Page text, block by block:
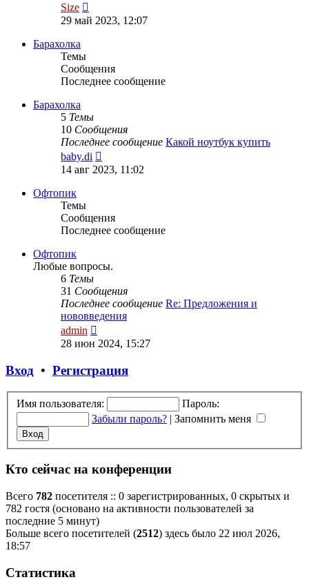
Size
к
29 май 2023, 12:07
Барахолка
Темы
Сообщения
Последнее сообщение
Барахолка
5 Темы
10 Сообщения
Последнее сообщение Какой ноутбук купить
baby.di
к
14 авг 2023, 11:02
Офтопик
Темы
Сообщения
Последнее сообщение
Офтопик
Любые вопросы.
6 Темы
31 Сообщения
Последнее сообщение Re: Предложения и
нововведения
admin
к
28 июн 2024, 15:27
Вход • Регистрация
Имя пользователя:
Пароль:
Забыли пароль? | Запомнить меня
Кто сейчас на конференции
Всего 782 посетителя :: 0 зарегистрированных, 0 скрытых и
782 гостя (основано на активности пользователей за
последние 5 минут)
Больше всего посетителей (2512) здесь было 22 июл 2026,
18:57
Статистика